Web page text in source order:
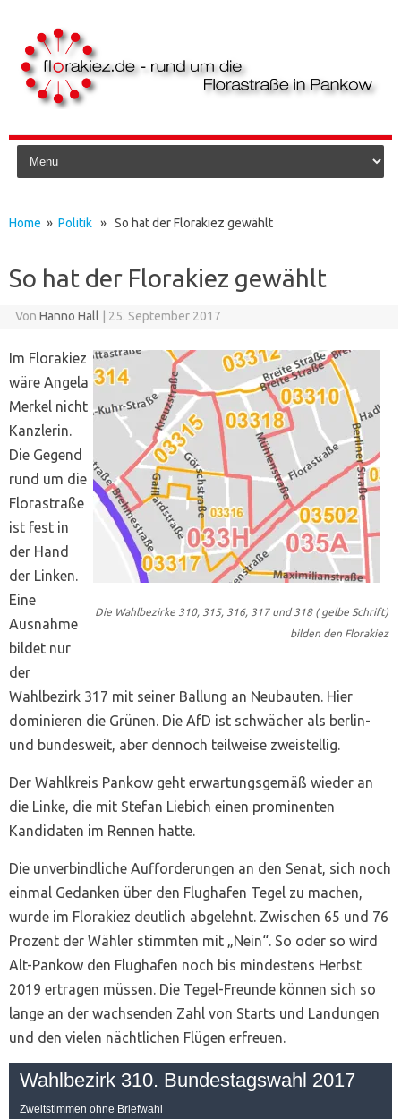
Skip to content
Home » Politik » So hat der Florakiez gewählt
So hat der Florakiez gewählt
Von Hanno Hall 25. September 2017
Die Wahlbezirke 310, 315, 316, 317 und 318 ( gelbe Schrift)
bilden den Florakiez
Im Florakiez
wäre Angela
Merkel nicht
Kanzlerin.
Die Gegend
rund um die
Florastraße
ist fest in
der Hand
der Linken.
Eine
Ausnahme
bildet nur
der
Wahlbezirk 317 mit seiner Ballung an Neubauten. Hier
dominieren die Grünen. Die AfD ist schwächer als berlin-
und bundesweit, aber dennoch teilweise zweistellig.
Der Wahlkreis Pankow geht erwartungsgemäß wieder an
die Linke, die mit Stefan Liebich einen prominenten
Kandidaten im Rennen hatte.
Die unverbindliche Aufforderungen an den Senat, sich noch
einmal Gedanken über den Flughafen Tegel zu machen,
wurde im Florakiez deutlich abgelehnt. Zwischen 65 und 76
Prozent der Wähler stimmten mit „Nein“. So oder so wird
Alt-Pankow den Flughafen noch bis mindestens Herbst
2019 ertragen müssen. Die Tegel-Freunde können sich so
lange an der wachsenden Zahl von Starts und Landungen
und den vielen nächtlichen Flügen erfreuen.